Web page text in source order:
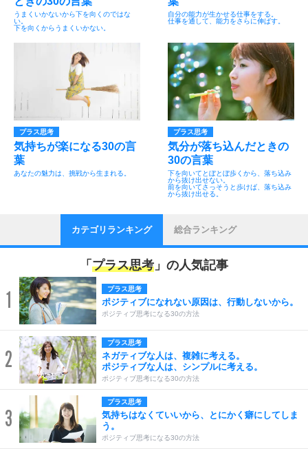
うまくいかないから下を向くのではな
い。
下を向くからうまくいかない。
自分の能力が生かせる仕事をする。
仕事を通して、能力をさらに伸ばす。
プラス思考
気持ちが楽になる30の言
葉
あなたの魅力は、挑戦から生まれる。
プラス思考
気分が落ち込んだときの
30の言葉
下を向いてとぼとぼ歩くから、落ち込み
から抜け出せない。
前を向いてさっそうと歩けば、落ち込み
から抜け出せる。
カテゴリランキング 総合ランキング
「 プラス思考 」の人気記事
1 プラス思考
ポジティブになれない原因は、行動しないから。
ポジティブ思考になる30の方法
2
プラス思考
ネガティブな人は、複雑に考える。
ポジティブな人は、シンプルに考える。
ポジティブ思考になる30の方法
3
プラス思考
気持ちはなくていいから、とにかく癖にしてしま
う。
ポジティブ思考になる30の方法